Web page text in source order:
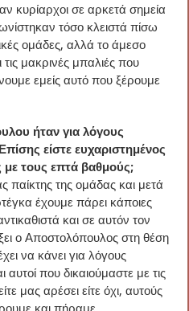
κυρίαρχοι σε αρκετά σημεία
τόσο κλειστά πίσω
ομάδες, αλλά το άμεσο
μακρινές μπαλιές που
εμείς αυτό που ξέρουμε
ήταν για λόγους
είστε ευχαριστημένος
τους επτά βαθμούς;
παίκτης της ομάδας και μετά
έχουμε πάρει κάποιες
και σε αυτόν τον
ο Αποστολόπουλος στη θέση
να κάνει για λόγους
αυτοί που δικαιούμαστε με τις
μας αρέσει είτε όχι, αυτούς